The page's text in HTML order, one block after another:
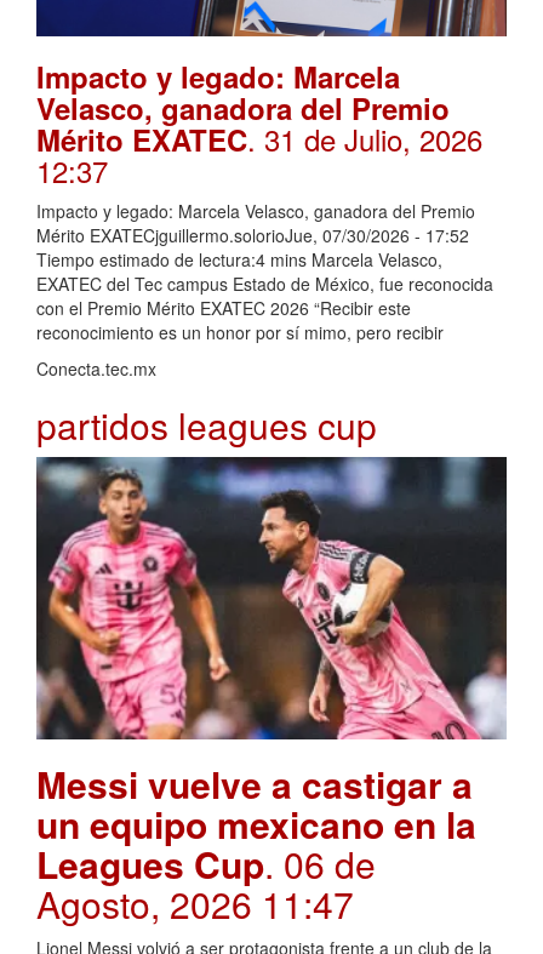
Impacto y legado: Marcela
Velasco, ganadora del Premio
Mérito EXATEC. 31 de Julio, 2026
12:37
Impacto y legado: Marcela Velasco, ganadora del Premio
Mérito EXATECjguillermo.solorioJue, 07/30/2026 - 17:52
Tiempo estimado de lectura:4 mins Marcela Velasco,
EXATEC del Tec campus Estado de México, fue reconocida
con el Premio Mérito EXATEC 2026 “Recibir este
reconocimiento es un honor por sí mimo, pero recibir
Conecta.tec.mx
partidos leagues cup
Messi vuelve a castigar a
un equipo mexicano en la
Leagues Cup. 06 de
Agosto, 2026 11:47
Lionel Messi volvió a ser protagonista frente a un club de la